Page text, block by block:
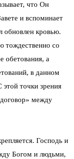
что Он
и вспоминает
обновлен кровью.
тождественно со
обетования, а
в данном
точки зрения
между
Господь и
Богом и людьми,